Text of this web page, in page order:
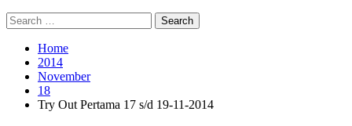
Search
Search
Close
Search
for:
Search
Home
2014
November
18
Try Out Pertama 17 s/d 19-11-2014